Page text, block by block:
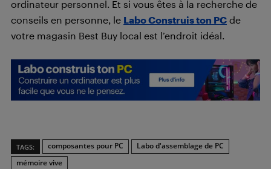
ordinateur personnel. Et si vous êtes à la recherche de
conseils en personne, le Labo Construis ton PC de
votre magasin Best Buy local est l’endroit idéal.
TAGS: composantes pour PC
Labo d'assemblage de PC
mémoire vive